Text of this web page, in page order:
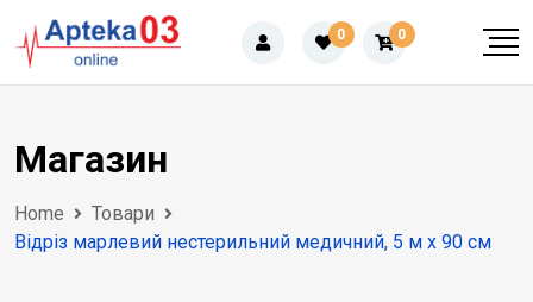
to
content
0 0
Магазин
Home
Товари
Відріз марлевий нестерильний медичний, 5 м х 90 см